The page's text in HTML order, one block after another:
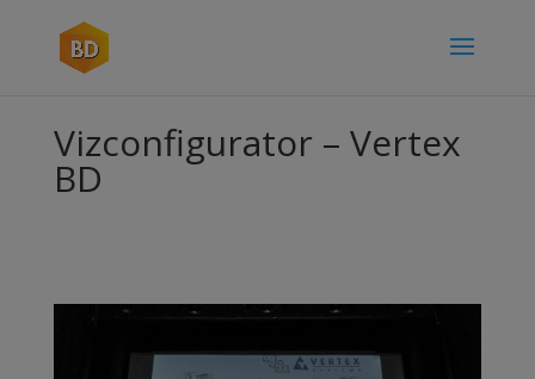
Vizconfigurator – Vertex
BD